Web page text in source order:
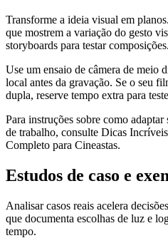
Transforme a ideia visual em
que mostrem a variação do gesto
storyboards para testar composições.
Use um ensaio de câmera de meio
local antes da gravação. Se o seu
dupla, reserve tempo extra para
Para instruções sobre como
de trabalho, consulte Dicas
Completo para Cineastas.
Estudos de caso e
Analisar casos reais acelera
que documenta escolhas de luz e
tempo.